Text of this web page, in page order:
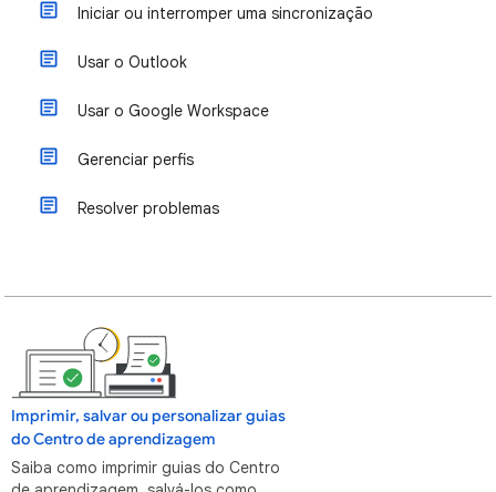
Iniciar ou interromper uma sincronização
Usar o Outlook
Usar o Google Workspace
Gerenciar perfis
Resolver problemas
Imprimir, salvar ou personalizar guias
do Centro de aprendizagem
Saiba como imprimir guias do Centro